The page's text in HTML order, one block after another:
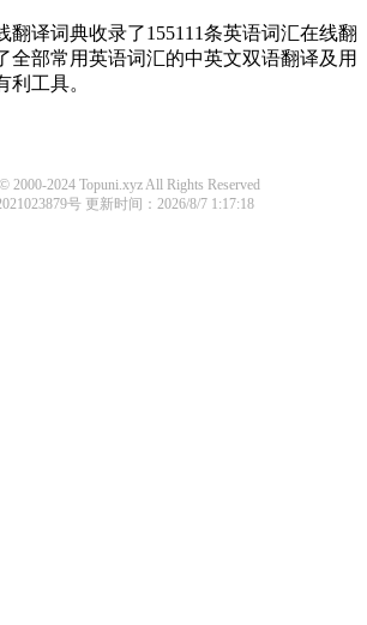
翻译词典收录了155111条英语词汇在线翻
全部常用英语词汇的中英文双语翻译及用
利工具。
2000-2024 Topuni.xyz All Rights Reserved
号更新时间：2026/8/7 1:17:18